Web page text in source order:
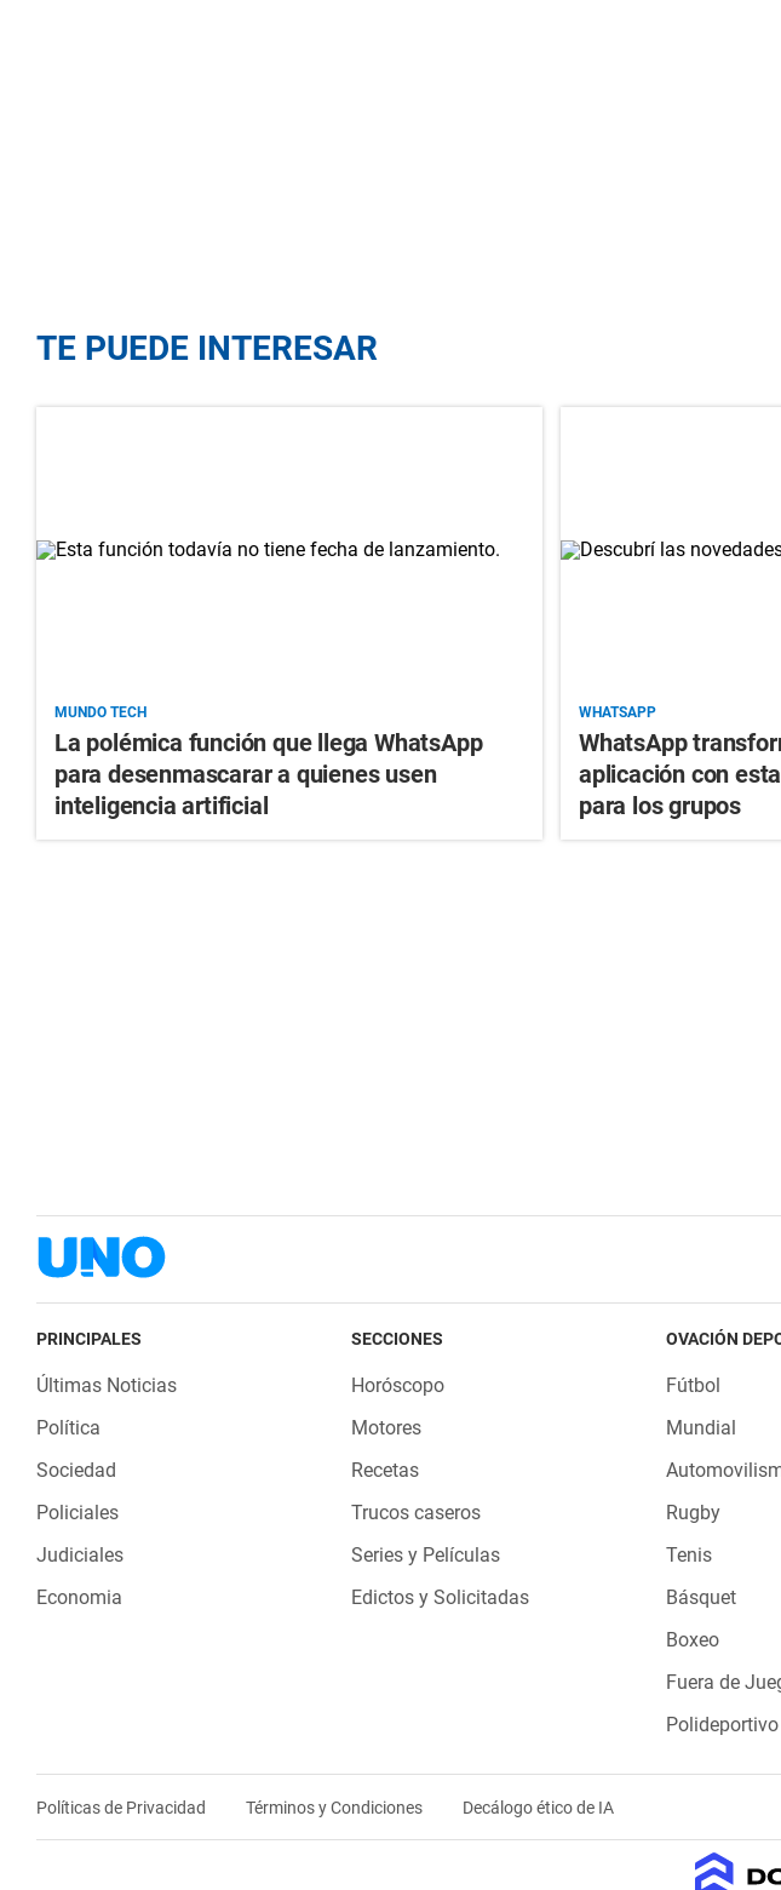
TE PUEDE INTERESAR
MUNDO TECH
La polémica función que llega WhatsApp
para desenmascarar a quienes usen
inteligencia artificial
WHATSAPP
WhatsApp
aplicación con
para los grupos
PRINCIPALES
Últimas Noticias
Política
Sociedad
Policiales
Judiciales
Economia
SECCIONES
Horóscopo
Motores
Recetas
Trucos caseros
Series y Películas
Edictos y Solicitadas
OVACIÓN
Fútbol
Mundial
Rugby
Tenis
Básquet
Boxeo
Fuera de
Polideportivo
Políticas de Privacidad Términos y Condiciones Decálogo ético de IA